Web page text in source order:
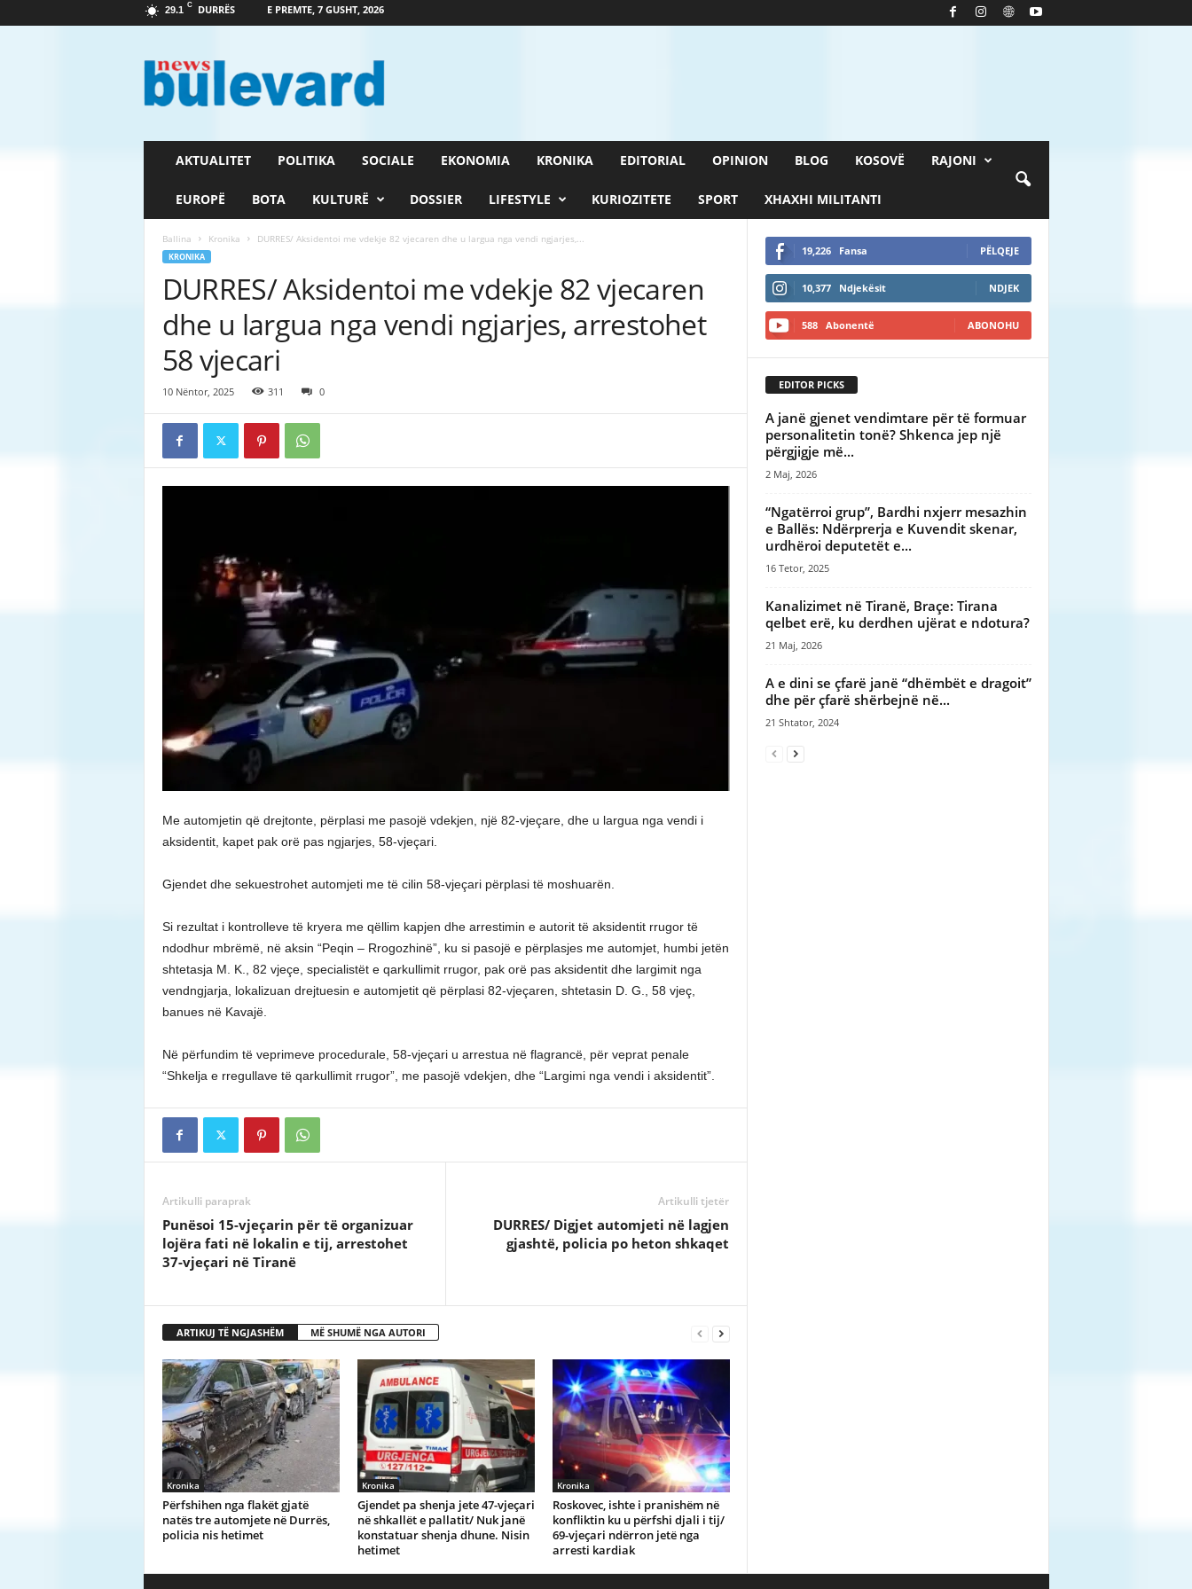
29.1 C DURRËS E PREMTE, 7 GUSHT, 2026
a
AKTUALITET POLITIKA SOCIALE EKONOMIA KRONIKA EDITORIAL OPINION BLOG KOSOVË RAJONI
EUROPË BOTA KULTURË DOSSIER LIFESTYLE KURIOZITETE SPORT XHAXHI MILITANTI
Ballina Kronika DURRES/ Aksidentoi me vdekje 82 vjecaren dhe u largua nga vendi ngjarjes,...
KRONIKA
DURRES/ Aksidentoi me vdekje 82 vjecaren
dhe u largua nga vendi ngjarjes, arrestohet
58 vjecari
10 Nëntor, 2025 311 0
Me automjetin që drejtonte, përplasi me pasojë vdekjen, një 82-vjeçare, dhe u largua nga vendi i
aksidentit, kapet pak orë pas ngjarjes, 58-vjeçari.
Gjendet dhe sekuestrohet automjeti me të cilin 58-vjeçari përplasi të moshuarën.
Si rezultat i kontrolleve të kryera me qëllim kapjen dhe arrestimin e autorit të aksidentit rrugor të
ndodhur mbrëmë, në aksin “Peqin – Rrogozhinë”, ku si pasojë e përplasjes me automjet, humbi jetën
shtetasja M. K., 82 vjeçe, specialistët e qarkullimit rrugor, pak orë pas aksidentit dhe largimit nga
vendngjarja, lokalizuan drejtuesin e automjetit që përplasi 82-vjeçaren, shtetasin D. G., 58 vjeç,
banues në Kavajë.
Në përfundim të veprimeve procedurale, 58-vjeçari u arrestua në flagrancë, për veprat penale
“Shkelja e rregullave të qarkullimit rrugor”, me pasojë vdekjen, dhe “Largimi nga vendi i aksidentit”.
Artikulli paraprak
Punësoi 15-vjeçarin për të organizuar
lojëra fati në lokalin e tij, arrestohet
37-vjeçari në Tiranë
Artikulli tjetër
DURRES/ Digjet automjeti në lagjen
gjashtë, policia po heton shkaqet
ARTIKUJ TË NGJASHËM MË SHUMË NGA AUTORI
Kronika
Përfshihen nga flakët gjatë
natës tre automjete në Durrës,
policia nis hetimet
Kronika
Gjendet pa shenja jete 47-vjeçari
në shkallët e pallatit/ Nuk janë
konstatuar shenja dhune. Nisin
hetimet
Kronika
Roskovec, ishte i pranishëm në
konfliktin ku u përfshi djali i tij/
69-vjeçari ndërron jetë nga
arresti kardiak
19,226 Fansa PËLQEJE
10,377 Ndjekësit NDJEK
588 Abonentë ABONOHU
EDITOR PICKS
A janë gjenet vendimtare për të formuar
personalitetin tonë? Shkenca jep një
përgjigje më...
2 Maj, 2026
“Ngatërroi grup”, Bardhi nxjerr mesazhin
e Ballës: Ndërprerja e Kuvendit skenar,
urdhëroi deputetët e...
16 Tetor, 2025
Kanalizimet në Tiranë, Braçe: Tirana
qelbet erë, ku derdhen ujërat e ndotura?
21 Maj, 2026
A e dini se çfarë janë “dhëmbët e dragoit”
dhe për çfarë shërbejnë në...
21 Shtator, 2024